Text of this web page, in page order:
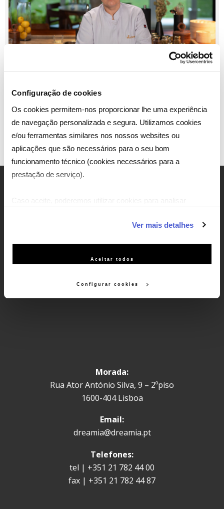
Configuração de cookies
Os cookies permitem-nos proporcionar lhe uma experiência
de navegação personalizada e segura. Utilizamos cookies
e/ou ferramentas similares nos nossos websites ou
aplicações que são necessários para o seu bom
funcionamento técnico (cookies necessários para a
prestação de serviço).
serviço às suas preferências e apresentar-lhe
publicidade personalizada). Pode gerir a utilização dos
Ver mais detalhes
Aceitar todos
Configurar cookies
A Dreamia efetua a produção de canais infantis e de
mercados africanos de expressão portuguesa.
Morada:
Rua Ator António Silva, 9 – 2ºpiso
1600-404 Lisboa
Email:
dreamia@dreamia.pt
Telefones:
tel | +351 21 782 44 00
fax | +351 21 782 44 87